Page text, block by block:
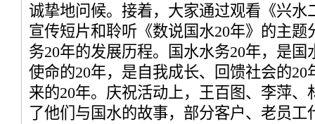
诚挚地问候。接着，大家通过观看《兴水
宣传短片和聆听《数说国水20年》的主
务20年的发展历程。国水水务20年，是
使命的20年，是自我成长、回馈社会的
来的20年。庆祝活动上，王百图、李萍
了他们与国水的故事，部分客户、老员工